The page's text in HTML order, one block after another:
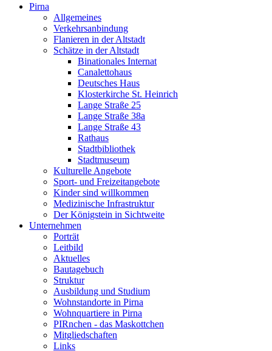
Pirna
Allgemeines
Verkehrsanbindung
Flanieren in der Altstadt
Schätze in der Altstadt
Binationales Internat
Canalettohaus
Deutsches Haus
Klosterkirche St. Heinrich
Lange Straße 25
Lange Straße 38a
Lange Straße 43
Rathaus
Stadtbibliothek
Stadtmuseum
Kulturelle Angebote
Sport- und Freizeitangebote
Kinder sind willkommen
Medizinische Infrastruktur
Der Königstein in Sichtweite
Unternehmen
Porträt
Leitbild
Aktuelles
Bautagebuch
Struktur
Ausbildung und Studium
Wohnstandorte in Pirna
Wohnquartiere in Pirna
PIRnchen - das Maskottchen
Mitgliedschaften
Links